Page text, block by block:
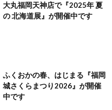
大丸福岡天神店で『2025年 夏
の 北海道展』が開催中です
ふくおかの春、はじまる『福岡
城さくらまつり2026』が開催
中です